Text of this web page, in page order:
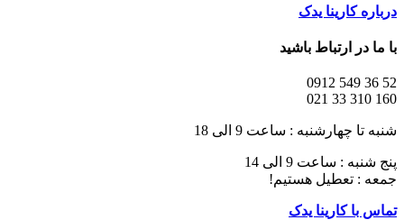
درباره کارینا یدک
با ما در ارتباط باشید
52 36 549 0912
160 310 33 021
شنبه تا چهارشنبه : ساعت 9 الی 18
پنج شنبه : ساعت 9 الی 14
جمعه : تعطیل هستیم!
تماس با کارینا یدک